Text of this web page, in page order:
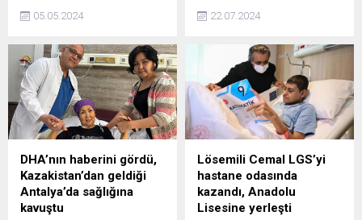
dönemine ait
ve bu beyannameler
üzerine tahakkuk eden
vergilerin ödeme süreleri
yarın dolacak.
05.05.2024
düzenlenen silahlı saldırıda
yaralandı. Polis tarafından
yakalanan saldırganın savaş
gazisi olduğu öğrenildi.
Hırvatistan Cumhurbaşkanı
Zoran Milanovic yaptığı
açıklamada, saldırının
benzeri görülmemiş vahşi
bir suç olduğunu
vurgulayarak tepki gösterdi.
22.07.2024
DHA’nın haberini gördü,
Kazakistan’dan geldiği
Antalya’da sağlığına
kavuştu
Lösemili Cemal LGS’yi
hastane odasında
kazandı, Anadolu
Lisesine yerleşti